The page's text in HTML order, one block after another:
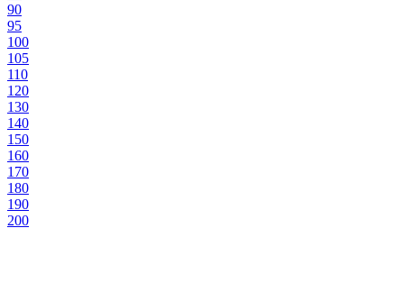
90
95
100
105
110
120
130
140
150
160
170
180
190
200